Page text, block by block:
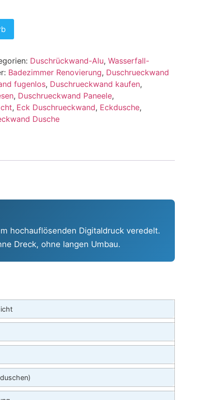
Duschrückwand-Alu,Wasserfall-
Badezimmer Renovierung, Duschrueckwand
fugenlos, Duschrueckwand kaufen,
, Duschrueckwand Paneele,
, Eck Duschrueckwand, Eckdusche,
Dusche
hochauflösenden Digitaldruck veredelt.
Dreck, ohne langen Umbau.